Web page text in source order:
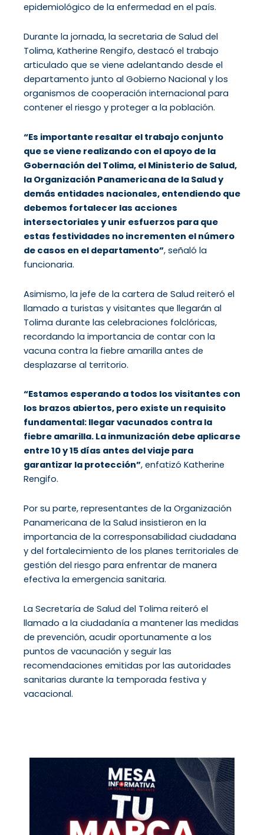
epidemiológico de la enfermedad en el país.
Durante la jornada, la secretaria de Salud del
Tolima, Katherine Rengifo, destacó el trabajo
articulado que se viene adelantando desde el
departamento junto al Gobierno Nacional y los
organismos de cooperación internacional para
contener el riesgo y proteger a la población.
“Es importante resaltar el trabajo conjunto
que se viene realizando con el apoyo de la
Gobernación del Tolima, el Ministerio de Salud,
la Organización Panamericana de la Salud y
demás entidades nacionales, entendiendo que
debemos fortalecer las acciones
intersectoriales y unir esfuerzos para que
estas festividades no incrementen el número
de casos en el departamento”, señaló la
funcionaria.
Asimismo, la jefe de la cartera de Salud reiteró el
llamado a turistas y visitantes que llegarán al
Tolima durante las celebraciones folclóricas,
recordando la importancia de contar con la
vacuna contra la fiebre amarilla antes de
desplazarse al territorio.
“Estamos esperando a todos los visitantes con
los brazos abiertos, pero existe un requisito
fundamental: llegar vacunados contra la
fiebre amarilla. La inmunización debe aplicarse
entre 10 y 15 días antes del viaje para
garantizar la protección”, enfatizó Katherine
Rengifo.
Por su parte, representantes de la Organización
Panamericana de la Salud insistieron en la
importancia de la corresponsabilidad ciudadana
y del fortalecimiento de los planes territoriales de
gestión del riesgo para enfrentar de manera
efectiva la emergencia sanitaria.
La Secretaría de Salud del Tolima reiteró el
llamado a la ciudadanía a mantener las medidas
de prevención, acudir oportunamente a los
puntos de vacunación y seguir las
recomendaciones emitidas por las autoridades
sanitarias durante la temporada festiva y
vacacional.